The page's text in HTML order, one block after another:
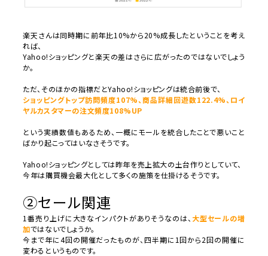
楽天さんは同時期に前年比10%から20%成長したということを考え
れば、
Yahoo!ショッピングと楽天の差はさらに広がったのではないでしょう
か。
ただ、そのほかの指標だとYahoo!ショッピングは統合前後で、
ショッピングトップ訪問頻度107%、商品詳細回遊数122.4%、ロイ
ヤルカスタマーの注文頻度108%UP
という実績数値もあるため、 一概にモールを統合したことで悪いこと
ばかり起こってはいなさそうです。
Yahoo!ショッピングとしては昨年を売上拡大の土台作りとしていて、
今年は購買機会最大化として多くの施策を仕掛けるそうです。
②セール関連
1 番売り上げに大きなインパクトがありそうなのは、 大型セールの増
加ではないでしょうか。
今まで年に4回の開催だったものが、四半期に 1回から2回の開催に
変わるというものです。